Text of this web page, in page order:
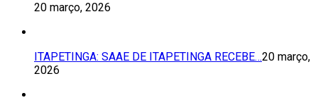
20 março, 2026
ITAPETINGA: SAAE DE ITAPETINGA RECEBE…20 março,
2026